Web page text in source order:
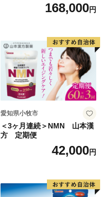
168,000円
愛知県小牧市
＜3ヶ月連続＞NMN 山本漢
方 定期便
42,000円